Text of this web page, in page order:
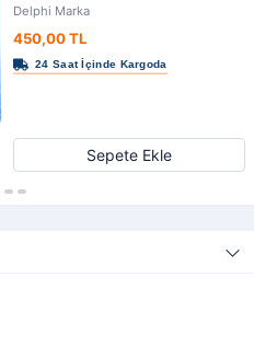
Delphi Marka
450,00 TL
Sepete Ekle